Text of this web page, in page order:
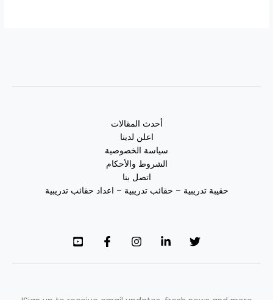
أحدث المقالات
اعلن لدينا
سياسة الخصوصية
الشروط والأحكام
اتصل بنا
حقيبة تدريبية – حقائب تدريبية – اعداد حقائب تدريبية